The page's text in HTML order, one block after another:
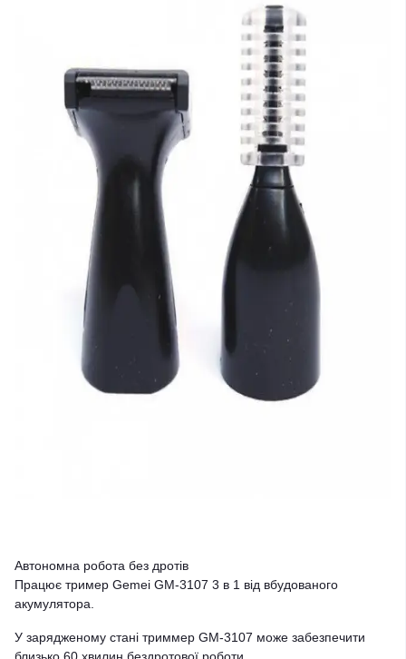
Автономна робота без дротів
Працює тример Gemei GM-3107 3 в 1 від вбудованого
акумулятора.
У зарядженому стані триммер GM-3107 може забезпечити